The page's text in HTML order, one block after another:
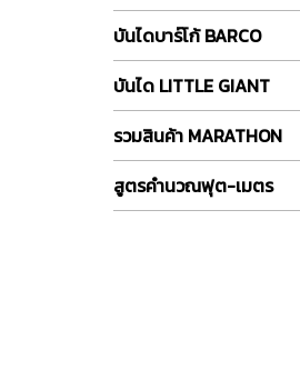
บันไดบาร์โก้ BARCO
บันได LITTLE GIANT
รวมสินค้า MARATHON
สูตรคำนวณฟุต-เมตร